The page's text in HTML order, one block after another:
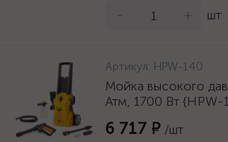
- + шт
Артикул: HPW-140
Мойка высокого
Атм, 1700 Вт {HPW-
6 717 ₽ /шт